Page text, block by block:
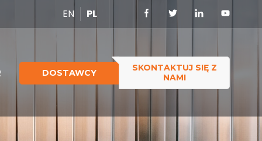
EN PL
DOSTAWCY
SKONTAKTUJ SIĘ Z
NAMI